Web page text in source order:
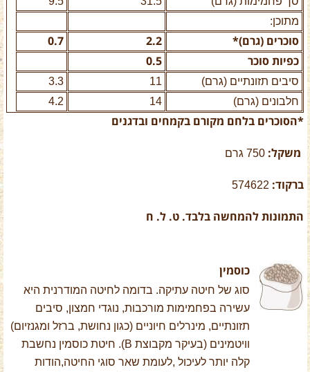
מתוכן:
סוכרים (גרם)* 2.2
0.7
כפיות סוכר
0.5
סיבים תזונתיים (גרם) 11
3.3
חלבונים (גרם)
14
4.2
*הסוכרים בלחם מקורם בקמחים ובדגנים
משקל: 750 גרם
ברקוד: 574622
התמונות להמחשה בלבד. ט. ל. ח
כוסמין
סוג של חיטה עתיקה. בדומה לחיטה המודרנית היא
עשירה בפחמימות מורכבות, נוגדי חמצון, סיבים
תזונתיים, מינרלים חיוניים (כגון נחושת, ברזל ומגנזיום)
וויטמינים (בעיקר מקבוצת B). חיטת כוסמין נחשבת
קלה יותר לעיכול ,לעומת שאר סוגי החיטה,הודות